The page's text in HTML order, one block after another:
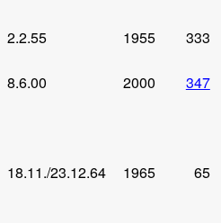
2.2.55 1955 333
8.6.00 2000 347
18.11./23.12.64 1965 65